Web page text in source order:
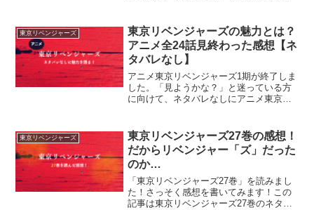
東京リベンジャーズ
東京リベンジャーズの魅力とは？
アニメ全24話見終わった感想【ネ
タバレなし】
アニメ東京リベンジャーズ1期が終了しま
した。「見ようかな？」と迷っている方
に向けて、ネタバレなしにアニメ東京リ
東京リベンジャーズ
東京リベンジャーズ27巻の感想！
だからリベンジャー「ズ」だった
のか…
「東京リベンジャーズ27巻」を読みまし
た！さっそく感想を書いてみます！この
記事は東京リベンジャーズ27巻のネタバ